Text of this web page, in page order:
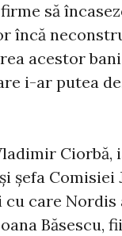
să
încă
acestor bani
i-ar putea
Ciorbă,
șefa
care
Băsescu,